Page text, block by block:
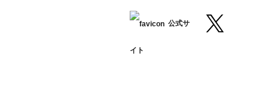
公式サ
イト